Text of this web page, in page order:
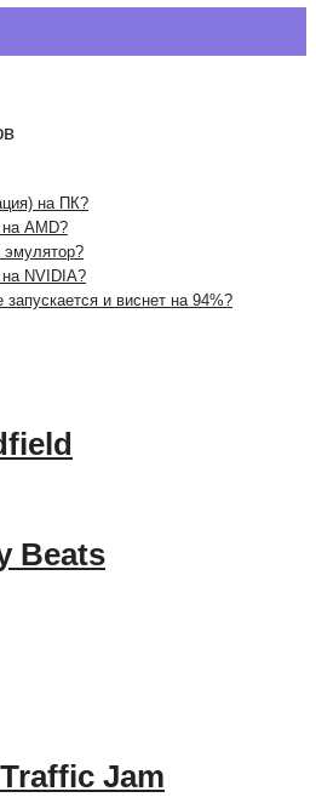
на ПК?
AMD?
эмулятор?
на NVIDIA?
и виснет на 94%?
Beats
Jam